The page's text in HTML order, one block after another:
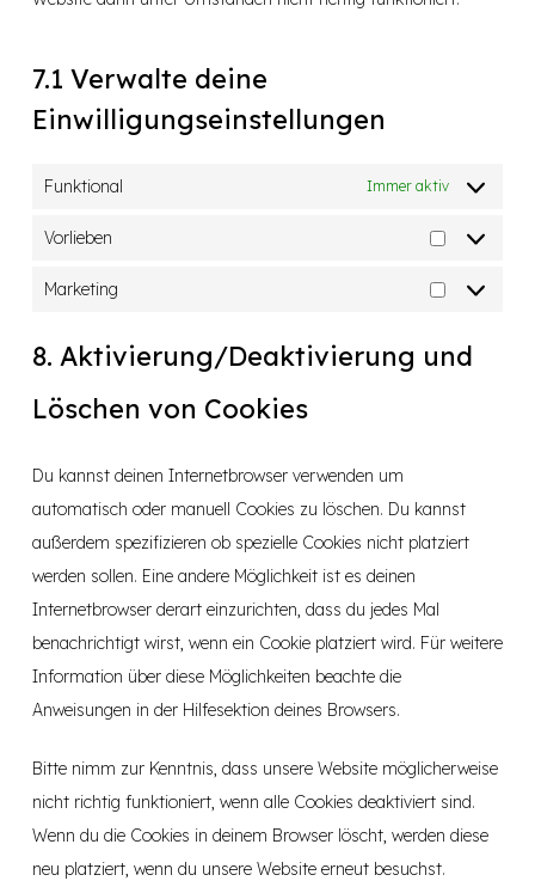
7.1 Verwalte deine
Einwilligungseinstellungen
Funktional Immer aktiv
Vorlieben
Marketing
8. Aktivierung/Deaktivierung und
Löschen von Cookies
Du kannst deinen Internetbrowser verwenden um
automatisch oder manuell Cookies zu löschen. Du kannst
außerdem spezifizieren ob spezielle Cookies nicht platziert
werden sollen. Eine andere Möglichkeit ist es deinen
Internetbrowser derart einzurichten, dass du jedes Mal
benachrichtigt wirst, wenn ein Cookie platziert wird. Für weitere
Information über diese Möglichkeiten beachte die
Anweisungen in der Hilfesektion deines Browsers.
Bitte nimm zur Kenntnis, dass unsere Website möglicherweise
nicht richtig funktioniert, wenn alle Cookies deaktiviert sind.
Wenn du die Cookies in deinem Browser löscht, werden diese
neu platziert, wenn du unsere Website erneut besuchst.